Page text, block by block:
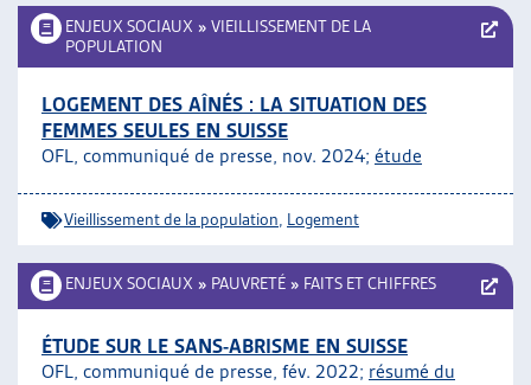
ENJEUX SOCIAUX » VIEILLISSEMENT DE LA
POPULATION
LOGEMENT DES AÎNÉS : LA SITUATION DES
FEMMES SEULES EN SUISSE
OFL, communiqué de presse, nov. 2024; étude
Vieillissement de la population Logement
ENJEUX SOCIAUX » PAUVRETÉ » FAITS ET CHIFFRES
ÉTUDE SUR LE SANS-ABRISME EN SUISSE
OFL, communiqué de presse, fév. 2022; résumé du